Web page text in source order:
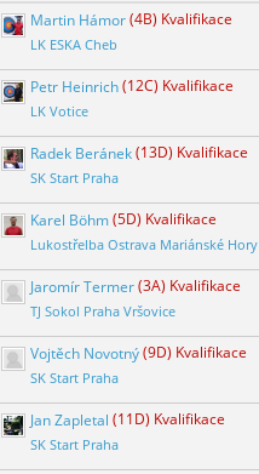
Martin Hámor(4B) Kvalifikace
LK ESKA Cheb
Petr Heinrich(12C) Kvalifikace
LK Votice
Radek Beránek(13D) Kvalifikace
SK Start Praha
Karel Böhm(5D) Kvalifikace
Lukostřelba Ostrava Mariánské Hory
Jaromír Termer(3A) Kvalifikace
TJ Sokol Praha Vršovice
Vojtěch Novotný(9D) Kvalifikace
SK Start Praha
Jan Zapletal (11D) Kvalifikace
SK Start Praha